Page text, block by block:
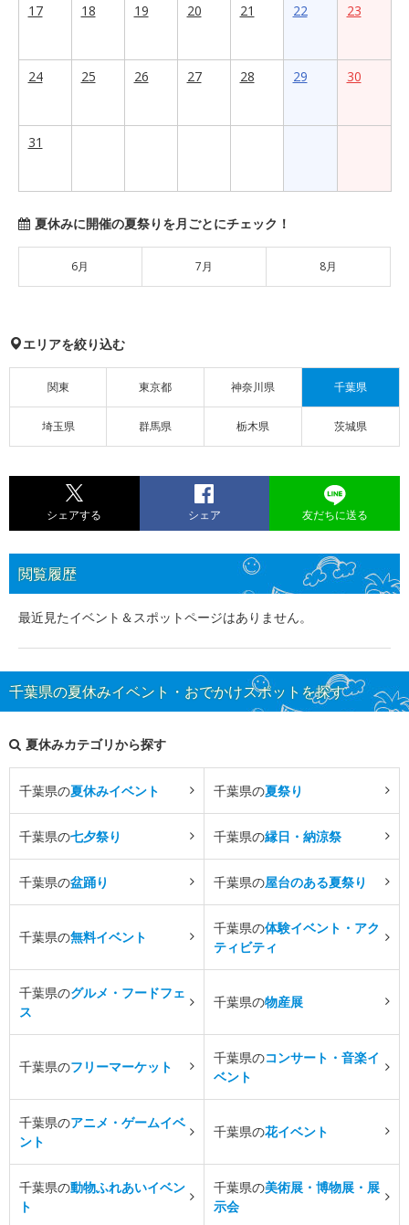
17
18 19 20 21 22 23
24 25 26 27 28 29 30
31
夏休みに開催の夏祭りを月ごとにチェック！
6月 7月 8月
エリアを絞り込む
関東 東京都 神奈川県 千葉県
埼玉県 群馬県 栃木県 茨城県
シェアする シェア 友だちに送る
閲覧履歴
最近見たイベント＆スポットページはありません。
千葉県の夏休みイベント・おでかけスポットを探す
夏休みカテゴリから探す
千葉県の夏休みイベント 千葉県の夏祭り
千葉県の七夕祭り 千葉県の縁日・納涼祭
千葉県の盆踊り 千葉県の屋台のある夏祭り
千葉県の無料イベント
千葉県の体験イベント・アク
ティビティ
千葉県のグルメ・フードフェ
ス
千葉県の物産展
千葉県のフリーマーケット
千葉県のコンサート・音楽イ
ベント
千葉県のアニメ・ゲームイベ
ント
千葉県の花イベント
千葉県の動物ふれあいイベン
ト
千葉県の美術展・博物展・展
示会